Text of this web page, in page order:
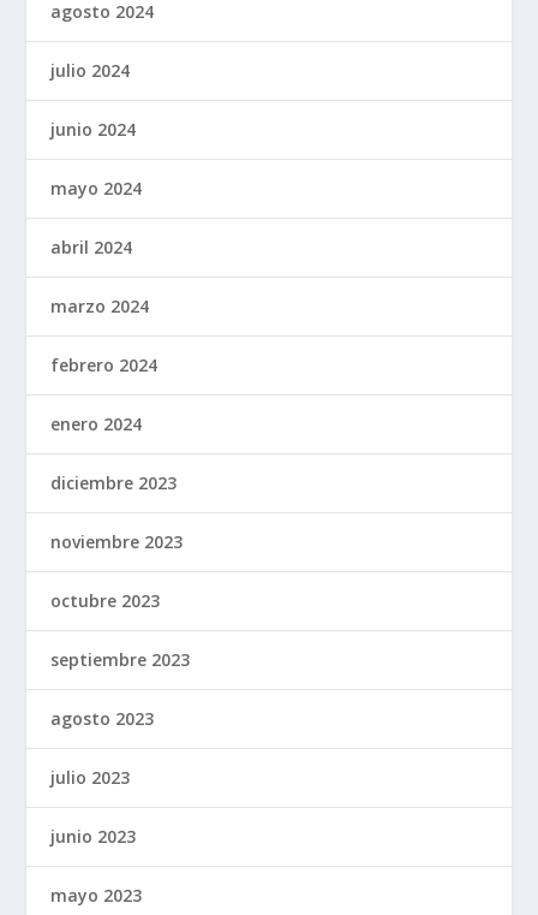
agosto 2024
julio 2024
junio 2024
mayo 2024
abril 2024
marzo 2024
febrero 2024
enero 2024
diciembre 2023
noviembre 2023
octubre 2023
septiembre 2023
agosto 2023
julio 2023
junio 2023
mayo 2023